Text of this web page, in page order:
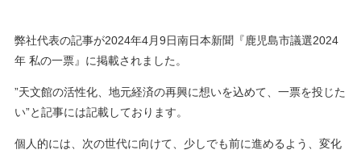
弊社代表の記事が2024年4月9日南日本新聞『鹿児島市議選2024
年 私の一票』に掲載されました。
”天文館の活性化、地元経済の再興に想いを込めて、一票を投じた
い”と記事には記載しております。
個人的には、次の世代に向けて、少しでも前に進めるよう、変化